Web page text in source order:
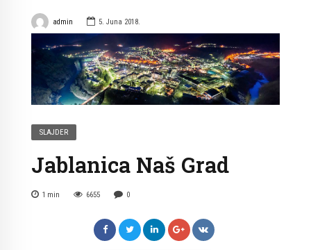
admin 5. Juna 2018.
SLAJDER
Jablanica Naš Grad
1 min 6655 0